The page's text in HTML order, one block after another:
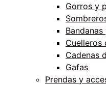
Gorros y
Cuelleros
Cadenas
Gafas
Prendas y